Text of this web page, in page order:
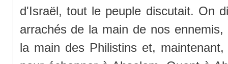
d'Israël, tout le peuple discutait. On
arrachés de la main de nos
la main des Philistins et,